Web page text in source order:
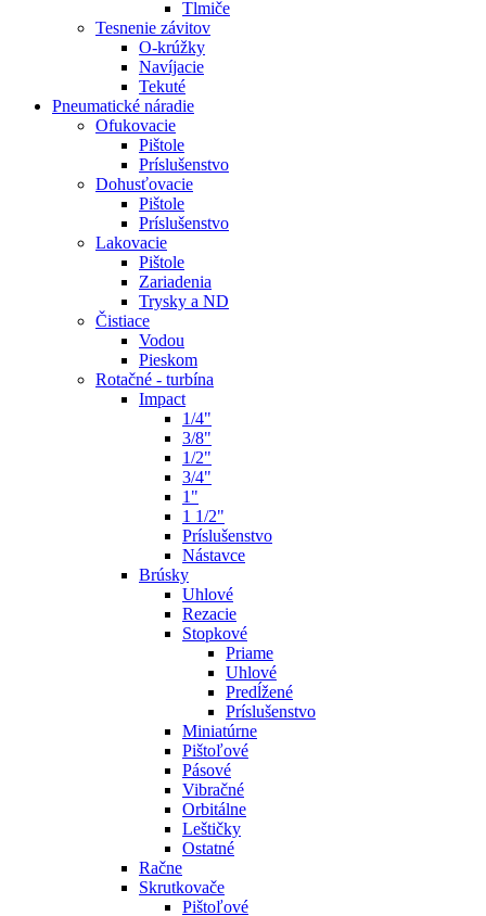
Tlmiče
Tesnenie závitov
O-krúžky
Navíjacie
Tekuté
Pneumatické náradie
Ofukovacie
Pištole
Príslušenstvo
Dohusťovacie
Pištole
Príslušenstvo
Lakovacie
Pištole
Zariadenia
Trysky a ND
Čistiace
Vodou
Pieskom
Rotačné - turbína
Impact
1/4"
3/8"
1/2"
3/4"
1"
1 1/2"
Príslušenstvo
Nástavce
Brúsky
Uhlové
Rezacie
Stopkové
Priame
Uhlové
Predĺžené
Príslušenstvo
Miniatúrne
Pištoľové
Pásové
Vibračné
Orbitálne
Leštičky
Ostatné
Račne
Skrutkovače
Pištoľové